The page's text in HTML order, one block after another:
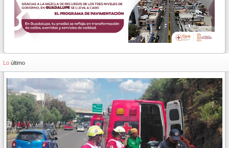
Lo último